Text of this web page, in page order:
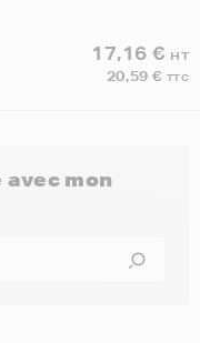
17,16 € HT
20,59 € TTC
mon